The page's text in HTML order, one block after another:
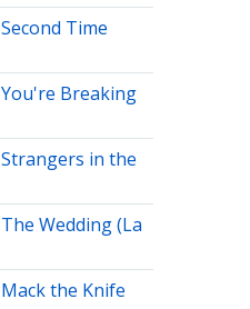
Second Time
You're Breaking
Strangers in the
The Wedding (La
Mack the Knife